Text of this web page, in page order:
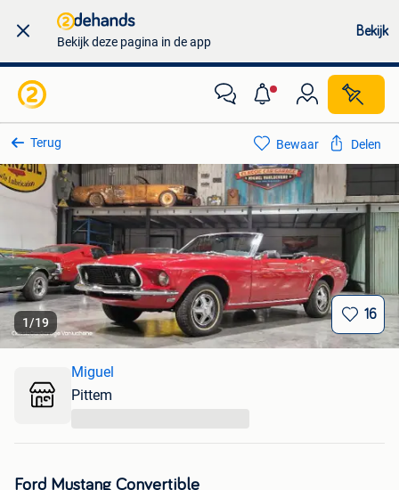
Bekijk deze pagina in de app
Bekijk
Terug
1/19
16
Bewaar Delen
Ford Mustang Convertible
Miguel
Pittem